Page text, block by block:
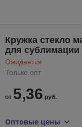
Кружка стекло
для сублимации
Ожидается
Только опт
от 5,36 руб.
Оптовые цены